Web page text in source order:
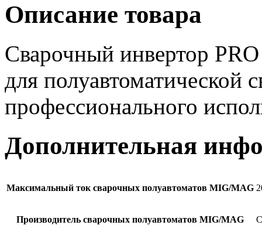
Описание товара
Сварочный инвертор
для полуавтоматической
профессионального
Дополнительная
Максимальный ток cварочных полуавтоматов MIG/MAG
Производитель cварочных полуавтоматов MIG/MAG